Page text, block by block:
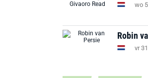
wo
Robin
vr